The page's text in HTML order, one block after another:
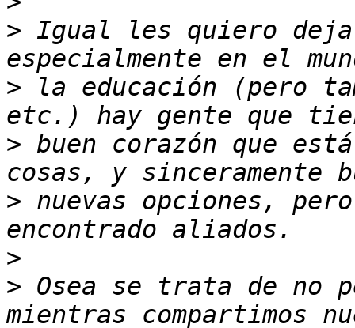
> Igual les quiero
> la educación (pero
> buen corazón que
> nuevas opciones,
>
> Osea se trata de no